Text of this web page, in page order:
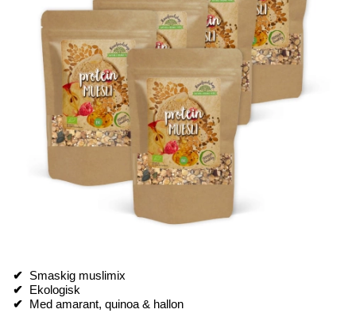
✔ Smaskig muslimix
✔
Ekologisk
✔
Med amarant, quinoa & hallon